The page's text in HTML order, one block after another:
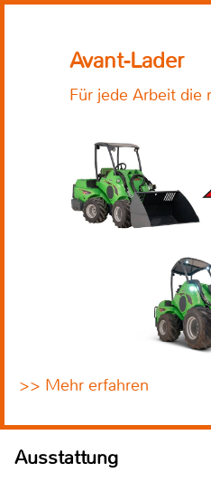
Avant-Lader
Für jede Arbeit die
>> Mehr erfahren
Ausstattung